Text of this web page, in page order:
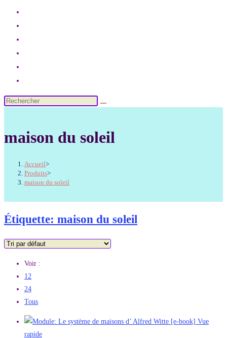
maison du soleil
Accueil>
Produits>
maison du soleil
Étiquette: maison du soleil
Voir :
12
24
Tous
Vue
rapide